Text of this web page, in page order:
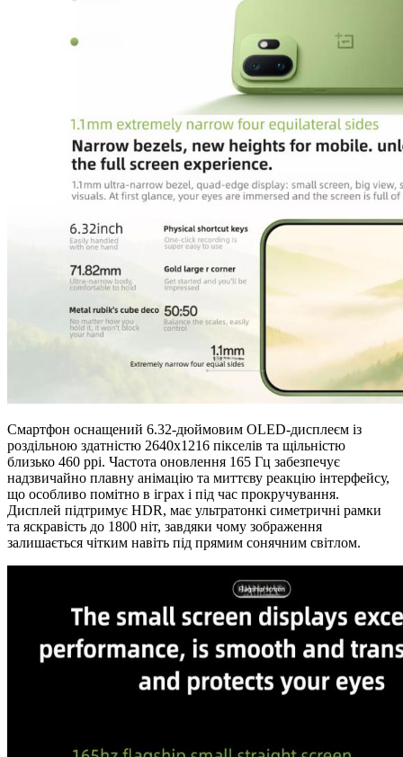
Смартфон оснащений 6.32-дюймовим OLED-дисплеєм із
роздільною здатністю 2640х1216 пікселів та щільністю
близько 460 ppi. Частота оновлення 165 Гц забезпечує
надзвичайно плавну анімацію та миттєву реакцію інтерфейсу,
що особливо помітно в іграх і під час прокручування.
Дисплей підтримує HDR, має ультратонкі симетричні рамки
та яскравість до 1800 ніт, завдяки чому зображення
залишається чітким навіть під прямим сонячним світлом.